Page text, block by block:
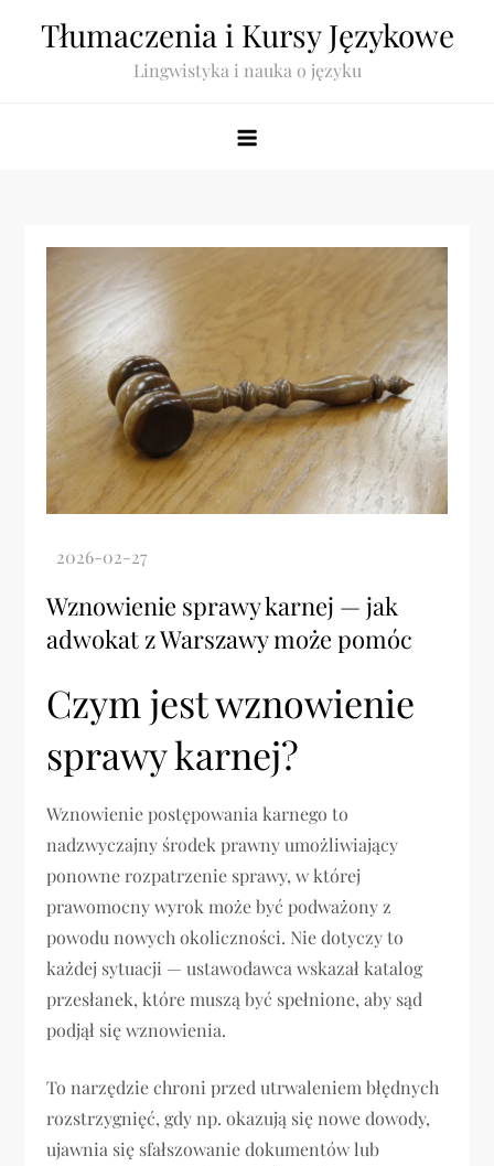
Tłumaczenia i Kursy Językowe
Lingwistyka i nauka o języku
Wznowienie sprawy karnej — jak
adwokat z Warszawy może pomóc
Czym jest wznowienie
sprawy karnej?
Wznowienie postępowania karnego to
nadzwyczajny środek prawny umożliwiający
ponowne rozpatrzenie sprawy, w której
prawomocny wyrok może być podważony z
powodu nowych okoliczności. Nie dotyczy to
każdej sytuacji — ustawodawca wskazał katalog
przesłanek, które muszą być spełnione, aby sąd
podjął się wznowienia.
To narzędzie chroni przed utrwaleniem błędnych
rozstrzygnięć, gdy np. okazują się nowe dowody,
ujawnia się sfałszowanie dokumentów lub